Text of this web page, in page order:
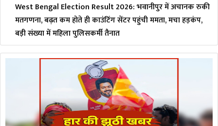
West Bengal Election Result 2026: भवानीपुर में अचानक रुकी
मतगणना, बढ़त कम होते ही काउंटिंग सेंटर पहुंची ममता, मचा हड़कंप,
बड़ी संख्या में महिला पुलिसकर्मी तैनात